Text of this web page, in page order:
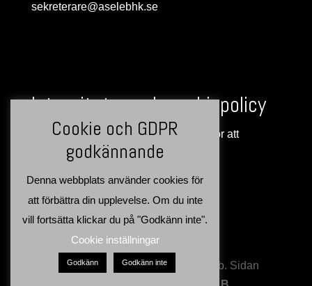
sekreterare@aselebhk.se
Integritets- och cookiepolicy
Denna webbplats använder cookies för att
förbättra din upplevelse >>
Copyright: Åsele Brukshundsklubb. Sidan
Cookie och GDPR
godkännande
Denna webbplats använder cookies för
att förbättra din upplevelse. Om du inte
vill fortsätta klickar du på "Godkänn inte".
Cookie inställningar
Godkänn Godkänn inte